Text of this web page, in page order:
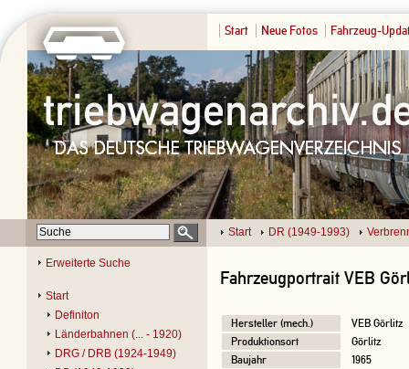
Start Neue Fotos Fahrzeug-
Start DR (1949-1993)
Erweiterte Suche
Start
Definiton
Länderbahnen (... - 1920)
DRG / DRB (1924-1949)
Fahrzeugportrait VEB
Hersteller (mech.)
VEB Görlitz
Produktionsort
Görlitz
Baujahr
1965